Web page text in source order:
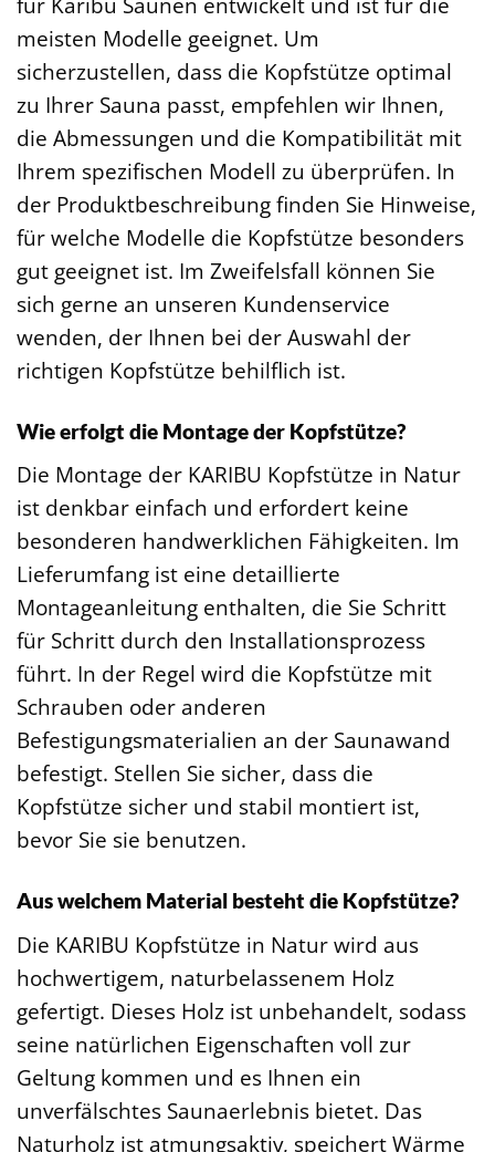
meisten Modelle geeignet. Um
sicherzustellen, dass die Kopfstütze optimal
zu Ihrer Sauna passt, empfehlen wir Ihnen,
die Abmessungen und die Kompatibilität mit
Ihrem spezifischen Modell zu überprüfen. In
der Produktbeschreibung finden Sie Hinweise,
für welche Modelle die Kopfstütze besonders
gut geeignet ist. Im Zweifelsfall können Sie
sich gerne an unseren Kundenservice
wenden, der Ihnen bei der Auswahl der
richtigen Kopfstütze behilflich ist.
Wie erfolgt die Montage der Kopfstütze?
Die Montage der KARIBU Kopfstütze in Natur
ist denkbar einfach und erfordert keine
besonderen handwerklichen Fähigkeiten. Im
Lieferumfang ist eine detaillierte
Montageanleitung enthalten, die Sie Schritt
für Schritt durch den Installationsprozess
führt. In der Regel wird die Kopfstütze mit
Schrauben oder anderen
Befestigungsmaterialien an der Saunawand
befestigt. Stellen Sie sicher, dass die
Kopfstütze sicher und stabil montiert ist,
bevor Sie sie benutzen.
Aus welchem Material besteht die Kopfstütze?
Die KARIBU Kopfstütze in Natur wird aus
hochwertigem, naturbelassenem Holz
gefertigt. Dieses Holz ist unbehandelt, sodass
seine natürlichen Eigenschaften voll zur
Geltung kommen und es Ihnen ein
unverfälschtes Saunaerlebnis bietet. Das
Naturholz ist atmungsaktiv, speichert Wärme